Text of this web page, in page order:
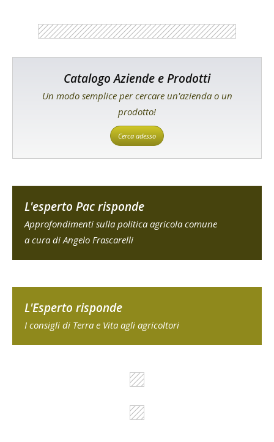
Catalogo Aziende e Prodotti
Un modo semplice per cercare un'azienda o un
prodotto!
Cerca adesso
L'esperto Pac risponde
Approfondimenti sulla politica agricola comune
a cura di Angelo Frascarelli
L'Esperto risponde
I consigli di Terra e Vita agli agricoltori